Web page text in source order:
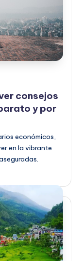
consejos
y por
económicos,
en la vibrante